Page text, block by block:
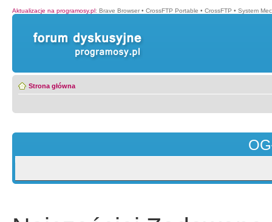
Aktualizacje na programosy.pl: Brave Browser • CrossFTP Portable • CrossFTP • System
Strona główna